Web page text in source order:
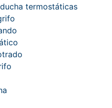
termostáticas